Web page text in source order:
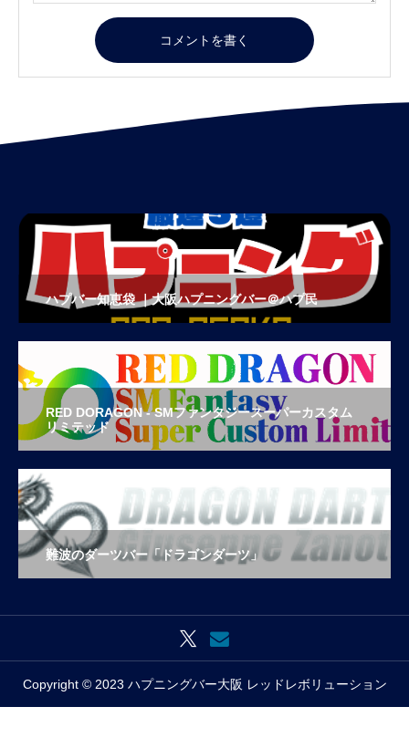
コメントを書く
ハプバー知恵袋 ｜大阪ハプニングバー＠ハプ民
RED DORAGON - SMファンタジースーパーカスタム
リミテッド
難波のダーツバー「ドラゴンダーツ」
Copyright © 2023 ハプニングバー大阪 レッドレボリューション